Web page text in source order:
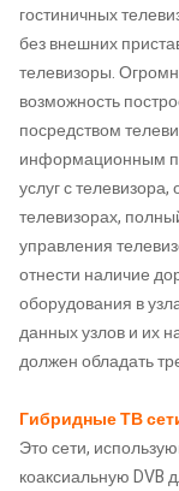
гостиничных
без внешних
телевизоры.
возможность
посредством
информационным
услуг с
телевизорах,
управления
отнести наличие
оборудования в
данных узлов и их
должен обладать
Гибридные ТВ
Это сети,
коаксиальную DVB